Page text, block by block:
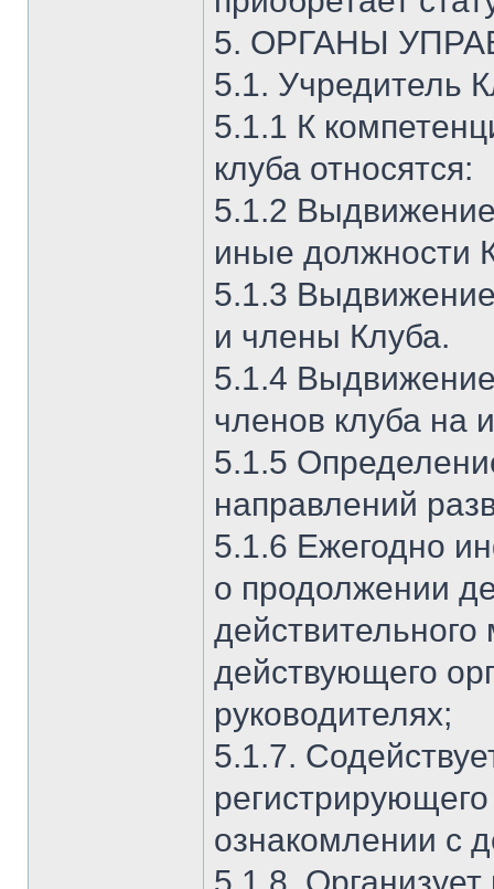
5. ОРГАНЫ
5.1. Учредитель
5.1.1 К
клуба относятся:
5.1.2
иные должности
5.1.3
и члены Клуба.
5.1.4
членов клуба на
5.1.5
направлений
5.1.6 Ежегодно
о продолжении
действующего
руководителях;
5.1.7.
ознакомлении с